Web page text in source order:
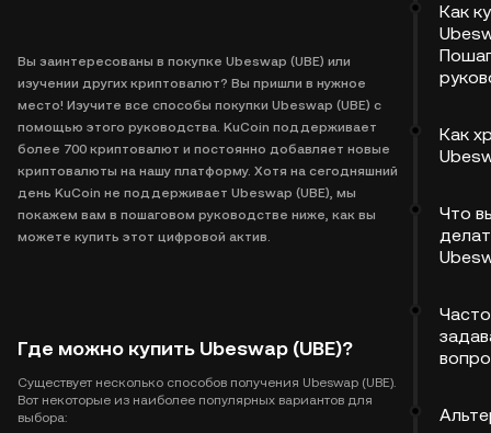
Вы заинтересованы в покупке Ubeswap (UBE) или
изучении других криптовалют? Вы пришли в нужное
место! Изучите все способы покупки Ubeswap (UBE) с
помощью этого руководства. KuCoin поддерживает
более 700 криптовалют и постоянно добавляет новые
криптовалюты на нашу платформу. Хотя на сегодняшний
день KuCoin не поддерживает Ubeswap (UBE), мы
покажем вам в пошаговом руководстве ниже, как вы
можете купить этот цифровой актив.
Где можно купить Ubeswap (UBE)?
Существует несколько способов получения Ubeswap (UBE).
Вот некоторые из наиболее популярных вариантов для
выбора:
Как
Как
Что
Часто